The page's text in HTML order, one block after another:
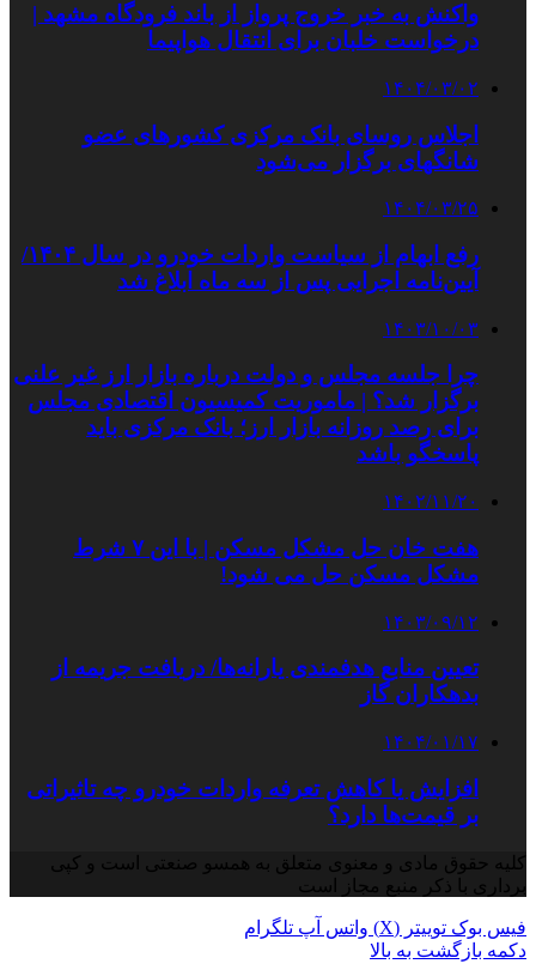
واکنش به خبر خروج پرواز از باند فرودگاه مشهد |
درخواست خلبان برای انتقال هواپیما
۱۴۰۴/۰۳/۰۲
اجلاس روسای بانک مرکزی کشورهای عضو
شانگهای برگزار می‌شود
۱۴۰۴/۰۳/۲۵
رفع ابهام از سیاست واردات خودرو در سال ۱۴۰۴/
آیین‌نامه اجرایی پس از سه ماه ابلاغ شد
۱۴۰۳/۱۰/۰۳
چرا جلسه مجلس و دولت درباره بازار ارز غیر علنی
برگزار شد؟ | ماموریت کمیسیون‌ اقتصادی مجلس
برای رصد روزانه بازار ارز؛ بانک مرکزی باید
پاسخگو باشد
۱۴۰۲/۱۱/۲۰
هفت‌ خان حل مشکل مسکن | با این ۷ شرط
مشکل مسکن حل می شود!
۱۴۰۳/۰۹/۱۲
تعیین منابع هدفمندی یارانه‌ها/ دریافت جریمه از
بدهکاران گاز
۱۴۰۴/۰۱/۱۷
افزایش یا کاهش تعرفه‌ واردات خودرو چه تاثیراتی
بر قیمت‌ها دارد؟
کلیه حقوق مادی و معنوی متعلق به همسو صنعتی است و کپی
برداری با ذکر منبع مجاز است
فیس بوک توییتر (X) واتس آپ تلگرام
دکمه بازگشت به بالا